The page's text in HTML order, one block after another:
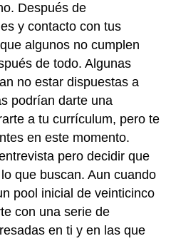
Después de
y contacto con tus
algunos no cumplen
de todo. Algunas
no estar dispuestas a
podrían darte una
a tu currículum, pero te
en este momento.
pero decidir que
que buscan. Aun cuando
pool inicial de veinticinco
con una serie de
en ti y en las que